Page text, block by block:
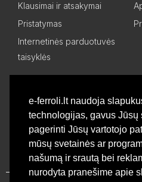
e-ferroli.lt naudoja
technologijas, gavus Jūsų
pagerinti Jūsų vartotojo
mūsų svetainės ar
našumą ir srautą bei
nurodyta pranešime apie
Klausimai ir atsakymai
Pristatymas
Internetinės parduotuvės
taisyklės
Asmeninis kabinetas
Palyginti produktus